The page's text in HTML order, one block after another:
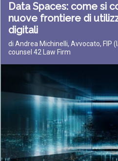
Data Spaces: come si
nuove frontiere di
digitali
di Andrea Michinelli, Avvocato, FIP
counsel 42 Law Firm